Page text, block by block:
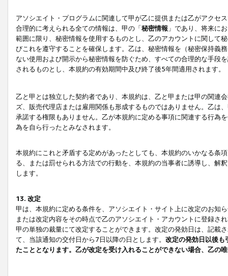
アソシエイト・プログラムに関連して甲が乙に提供または乙がアクセ
合理的に考えられる全ての情報は、甲の「秘密情報 」であり、将来に
範囲に限り、秘密情報を使用するものとし、乙のアカウントに関して
びこれを遵守することを確保します。乙は、秘密情報を（秘密保持義
ない使用および開示から秘密情報を防ぐため、すべての合理的な手段
されるものとし、本規約の有効期間中及び終了後5年間適用されます。
乙と甲とは独立した契約者であり、本規約は、乙と甲または甲の関連
ズ、販売代理店または雇用関係も形成するものではありません。乙は
承諾する権限もありません。乙が本規約に定める事項に関連する行為
為を自ら行ったとみなされます。
本規約にこれと矛盾する定めがあったとしても、本規約のいかなる条
る、または罰せられる方法での行動を、本規約の当事者に誘導し、解
します。
13. 改定
甲は、本規約に定める条件を、アソシエイト・サイト上に改定のお知
または改定内容をその時点で乙のアソシエイト・アカウントに登録さ
甲の単独の裁量にて改定することができます。改定の発効日は、記載
て、当該通知の交付日から7日以降の日とします。 改定の発効日以後も
たこととなります。乙が改定を受け入れることができない場合、乙の